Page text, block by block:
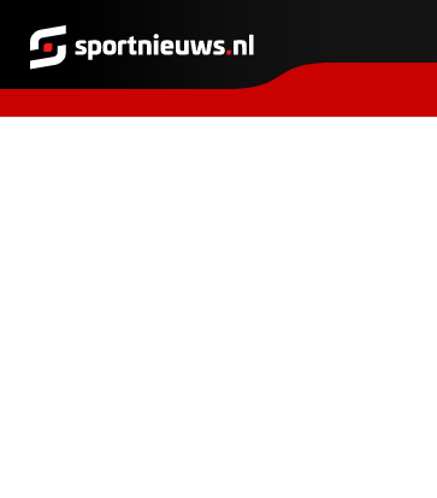
Sportnieuws.nl